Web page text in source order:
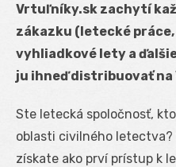
Vrtuľníky.sk zachytí
zákazku (letecké
vyhliadkové lety a
ju ihneď distribuovať na
Ste letecká spoločnosť,
oblasti civilného letectva?
získate ako prví prístup k